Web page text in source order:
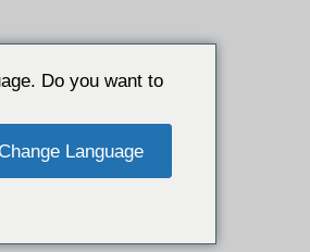
Do you want to
Change Language